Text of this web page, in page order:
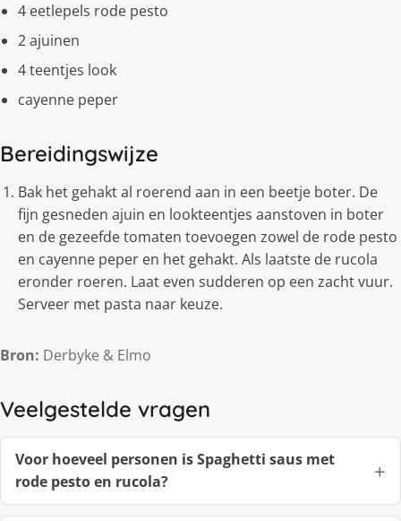
4 eetlepels rode pesto
2 ajuinen
4 teentjes look
cayenne peper
Bereidingswijze
Bak het gehakt al roerend aan in een beetje boter. De
fijn gesneden ajuin en lookteentjes aanstoven in boter
en de gezeefde tomaten toevoegen zowel de rode pesto
en cayenne peper en het gehakt. Als laatste de rucola
eronder roeren. Laat even sudderen op een zacht vuur.
Serveer met pasta naar keuze.
Bron: Derbyke & Elmo
Veelgestelde vragen
Voor hoeveel personen is Spaghetti saus met
rode pesto en rucola?